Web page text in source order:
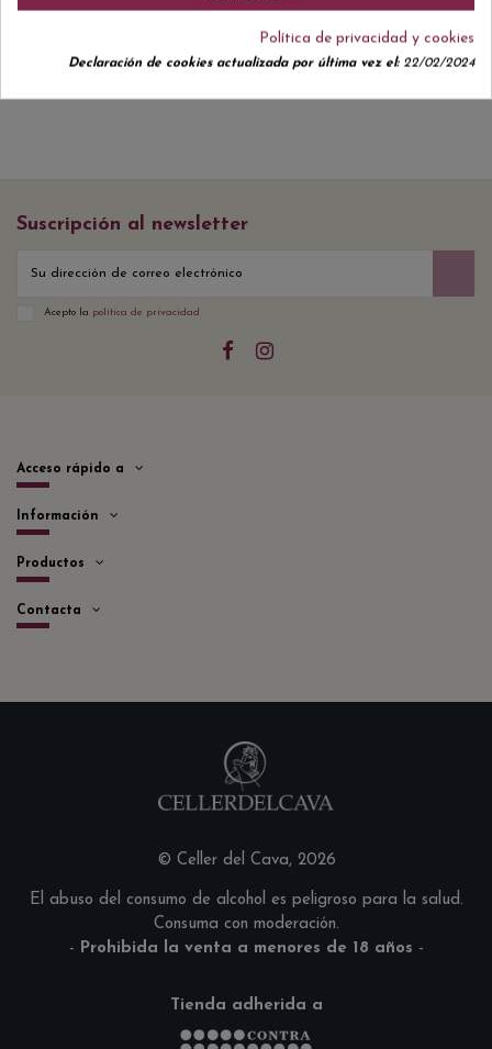
No hay reseñas de clientes en este momento.
Suscripción al newsletter
Acepto la política de privacidad
Acceso rápido a
Información
Productos
Contacta
© Celler del Cava, 2026
El abuso del consumo de alcohol es peligroso para la salud.
Consuma con moderación.
- Prohibida la venta a menores de 18 años -
Tienda adherida a
Política de privacidad y cookies
Declaración de cookies actualizada por última vez el:22/02/2024